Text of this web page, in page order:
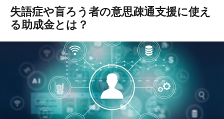
失語症や盲ろう者の意思疎通支援に使え
る助成金とは？